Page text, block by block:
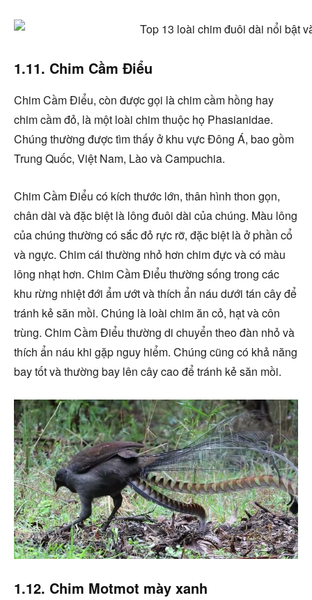
1.11. Chim Cầm Điểu
Chim Cầm Điểu, còn được gọi là chim cầm hồng hay
chim cầm đỏ, là một loài chim thuộc họ Phasianidae.
Chúng thường được tìm thấy ở khu vực Đông Á, bao gồm
Trung Quốc, Việt Nam, Lào và Campuchia.
Chim Cầm Điểu có kích thước lớn, thân hình thon gọn,
chân dài và đặc biệt là lông đuôi dài của chúng. Màu lông
của chúng thường có sắc đỏ rực rỡ, đặc biệt là ở phần cổ
và ngực. Chim cái thường nhỏ hơn chim đực và có màu
lông nhạt hơn. Chim Cầm Điểu thường sống trong các
khu rừng nhiệt đới ẩm ướt và thích ẩn náu dưới tán cây để
tránh kẻ săn mồi. Chúng là loài chim ăn cỏ, hạt và côn
trùng. Chim Cầm Điểu thường di chuyển theo đàn nhỏ và
thích ẩn náu khi gặp nguy hiểm. Chúng cũng có khả năng
bay tốt và thường bay lên cây cao để tránh kẻ săn mồi.
1.12. Chim Motmot mày xanh